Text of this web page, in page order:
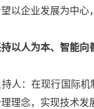
以企业发展为中心
人为本、智能向
：在现行国际机制
理念，实现技术发